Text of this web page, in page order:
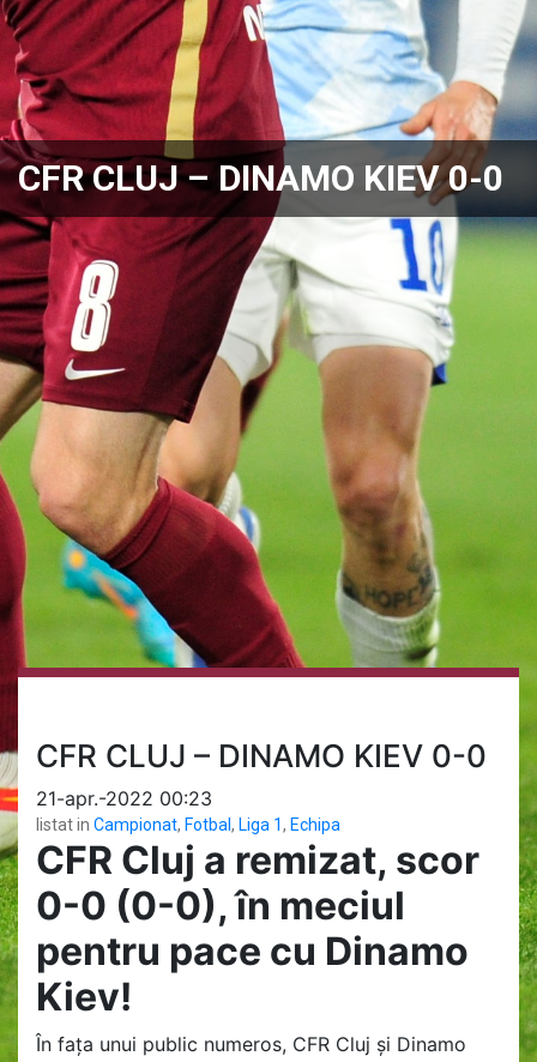
CFR CLUJ – DINAMO KIEV 0-0
CFR CLUJ – DINAMO KIEV 0-0
21-apr.-2022 00:23
listat in Campionat, Fotbal , Liga 1, Echipa
CFR Cluj a remizat, scor
0-0 (0-0), în meciul
pentru pace cu Dinamo
Kiev!
În fața unui public numeros, CFR Cluj și Dinamo